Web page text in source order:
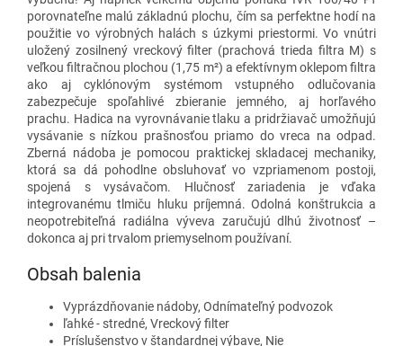
porovnateľne malú základnú plochu, čím sa perfektne hodí na
použitie vo výrobných halách s úzkymi priestormi. Vo vnútri
uložený zosilnený vreckový filter (prachová trieda filtra M) s
veľkou filtračnou plochou (1,75 m²) a efektívnym oklepom filtra
ako aj cyklónovým systémom vstupného odlučovania
zabezpečuje spoľahlivé zbieranie jemného, aj horľavého
prachu. Hadica na vyrovnávanie tlaku a pridržiavač umožňujú
vysávanie s nízkou prašnosťou priamo do vreca na odpad.
Zberná nádoba je pomocou praktickej skladacej mechaniky,
ktorá sa dá pohodlne obsluhovať vo vzpriamenom postoji,
spojená s vysávačom. Hlučnosť zariadenia je vďaka
integrovanému tlmiču hluku príjemná. Odolná konštrukcia a
neopotrebiteľná radiálna výveva zaručujú dlhú životnosť –
dokonca aj pri trvalom priemyselnom používaní.
Obsah balenia
Vyprázdňovanie nádoby, Odnímateľný podvozok
ľahké - stredné, Vreckový filter
Príslušenstvo v štandardnej výbave, Nie